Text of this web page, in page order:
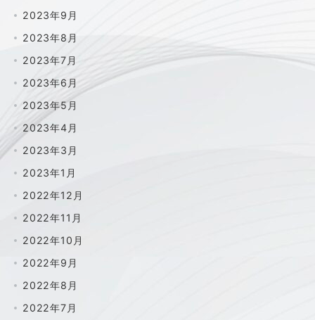
2023年9月
2023年8月
2023年7月
2023年6月
2023年5月
2023年4月
2023年3月
2023年1月
2022年12月
2022年11月
2022年10月
2022年9月
2022年8月
2022年7月